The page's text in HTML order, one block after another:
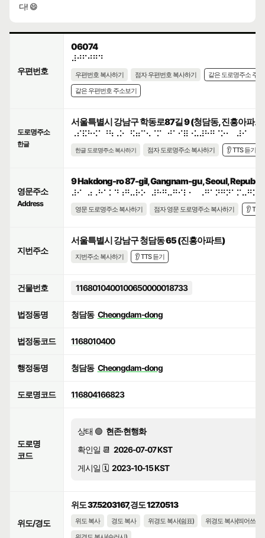
다! 😄
우편번호
06074
⠼⠚⠋⠚⠛⠙
우편번호 복사하기 점자 우편번호 복사하기
같은 도로명주소 주
같은 우편번호 주소보기
도로명주소
한글
서울특별시 강남구 학동로87길 9 (청담동, 진흥아파트
⠠⠎⠯⠓⠪⠁⠘⠳⠠⠕⠀⠫⠶⠉⠢⠈⠍⠀⠚⠁⠊⠿⠐⠥⠼⠓⠛⠈⠕⠂⠀⠼⠊
한글 도로명주소 복사하기 점자 도로명주소 복사하기 👂 TTS 듣기
영문주소
Address
9 Hakdong-ro 87-gil, Gangnam-gu, Seoul, Republic
영문 도로명주소 복사하기 점자 영문 도로명주소 복사하기 👂 TTS
지번주소
서울특별시 강남구 청담동 65 (진흥아파트)
지번주소 복사하기 👂 TTS 듣기
건물번호 1168010400100650000018733
법정동명 청담동 Cheongdam-dong
법정동코드 1168010400
행정동명 청담동 Cheongdam-dong
도로명코드 116804166823
도로명
코드
상태 🟢 현존·현행화
확인일 📆 2026-07-07 KST
게시일 🗓️ 2023-10-15 KST
위도/경도
위도 37.5203167, 경도 127.0513
위도 복사 경도 복사 위경도 복사(쉼표)
위경도 복사(띄어쓰기)